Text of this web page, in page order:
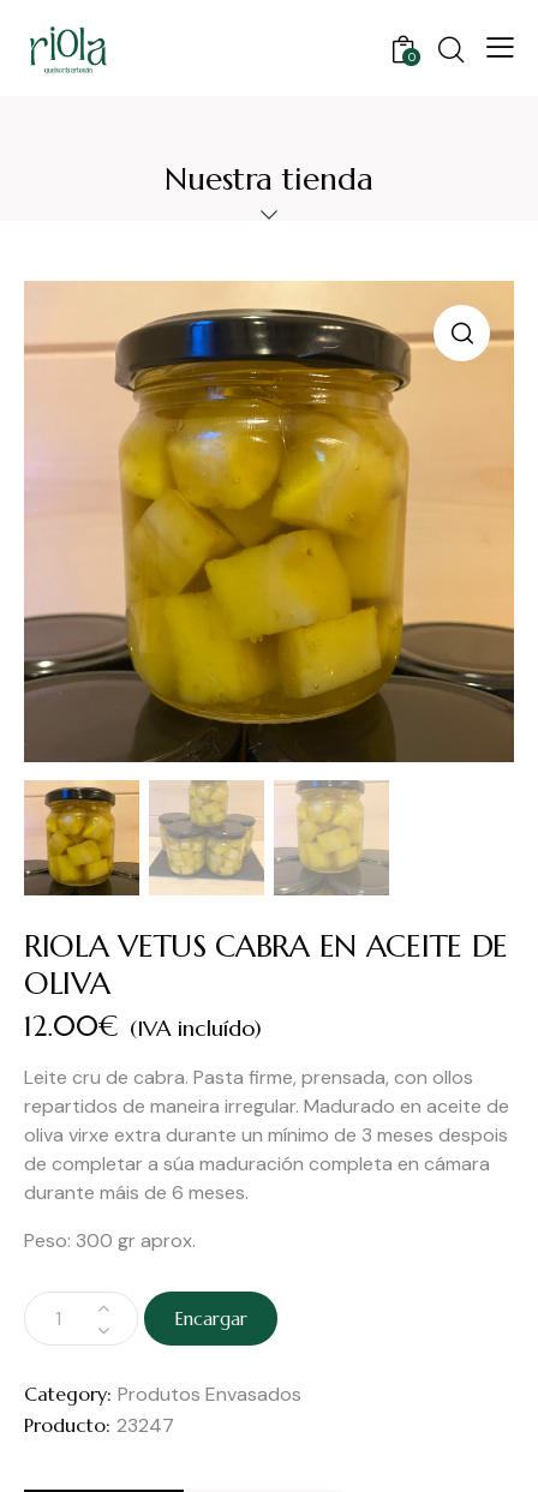
0
Nuestra tienda
RIOLA VETUS CABRA EN ACEITE DE
OLIVA
12.00€ (IVA incluído)
Leite cru de cabra. Pasta firme, prensada, con ollos
repartidos de maneira irregular. Madurado en aceite de
oliva virxe extra durante un mínimo de 3 meses despois
de completar a súa maduración completa en cámara
durante máis de 6 meses.
Peso: 300 gr aprox.
Encargar
Category: Produtos Envasados
Producto: 23247